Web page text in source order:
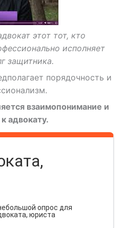
этот тот, кто
исполняет
защитника.
порядочность и
взаимопонимание и
адвокату.
опрос для
юриста